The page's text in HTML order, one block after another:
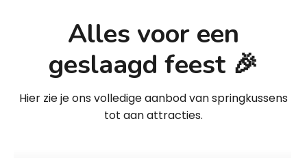
Alles voor een
geslaagd feest 🎉
Hier zie je ons volledige aanbod van springkussens
tot aan attracties.